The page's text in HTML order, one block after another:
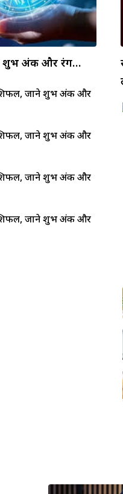
शुभ अंक और रंग…
जाने शुभ अंक और
जाने शुभ अंक और
जाने शुभ अंक और
जाने शुभ अंक और